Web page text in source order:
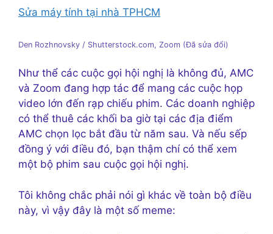
Sửa máy tính tại nhà TPHCM
Den Rozhnovsky / Shutterstock.com, Zoom (Đã sửa đổi)
Như thể các cuộc gọi hội nghị là không đủ, AMC
và Zoom đang hợp tác để mang các cuộc họp
video lớn đến rạp chiếu phim. Các doanh nghiệp
có thể thuê các khối ba giờ tại các địa điểm
AMC chọn lọc bắt đầu từ năm sau. Và nếu sếp
đồng ý với điều đó, bạn thậm chí có thể xem
một bộ phim sau cuộc gọi hội nghị.
Tôi không chắc phải nói gì khác về toàn bộ điều
này, vì vậy đây là một số meme: